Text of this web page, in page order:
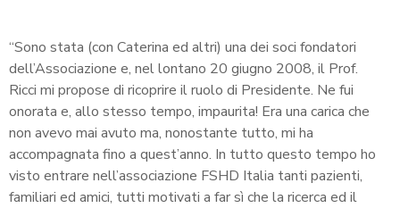
“Sono stata (con Caterina ed altri) una dei soci fondatori
dell’Associazione e, nel lontano 20 giugno 2008, il Prof.
Ricci mi propose di ricoprire il ruolo di Presidente. Ne fui
onorata e, allo stesso tempo, impaurita! Era una carica che
non avevo mai avuto ma, nonostante tutto, mi ha
accompagnata fino a quest’anno. In tutto questo tempo ho
visto entrare nell’associazione FSHD Italia tanti pazienti,
familiari ed amici, tutti motivati a far sì che la ricerca ed il